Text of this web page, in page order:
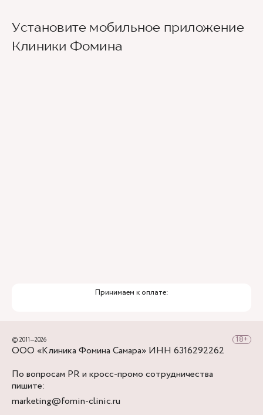
Установите мобильное приложение
Клиники Фомина
Принимаем к оплате:
© 2011—2026
ООО «Клиника Фомина Самара» ИНН 6316292262
По вопросам PR и кросс-промо сотрудничества
пишите:
marketing@fomin-clinic.ru